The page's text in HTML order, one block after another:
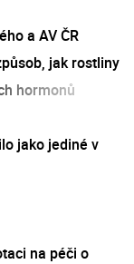
a AV ČR
jak rostliny
hormonů
jako jediné v
na péči o